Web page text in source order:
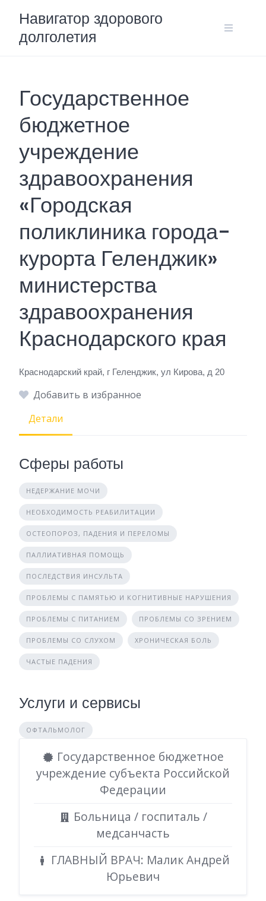
content
Навигатор здорового
долголетия
Государственное
бюджетное
учреждение
здравоохранения
«Городская
поликлиника города-
курорта Геленджик»
министерства
здравоохранения
Краснодарского края
Краснодарский край, г Геленджик, ул Кирова, д 20
Добавить в избранное
Детали
Сферы работы
НЕДЕРЖАНИЕ МОЧИ
НЕОБХОДИМОСТЬ РЕАБИЛИТАЦИИ
ОСТЕОПОРОЗ, ПАДЕНИЯ И ПЕРЕЛОМЫ
ПАЛЛИАТИВНАЯ ПОМОЩЬ
ПОСЛЕДСТВИЯ ИНСУЛЬТА
ПРОБЛЕМЫ С ПАМЯТЬЮ И КОГНИТИВНЫЕ НАРУШЕНИЯ
ПРОБЛЕМЫ С ПИТАНИЕМ ПРОБЛЕМЫ СО ЗРЕНИЕМ
ПРОБЛЕМЫ СО СЛУХОМ ХРОНИЧЕСКАЯ БОЛЬ
ЧАСТЫЕ ПАДЕНИЯ
Услуги и сервисы
ОФТАЛЬМОЛОГ
Государственное бюджетное
учреждение субъекта Российской
Федерации
Больница / госпиталь /
медсанчасть
ГЛАВНЫЙ ВРАЧ: Малик Андрей
Юрьевич